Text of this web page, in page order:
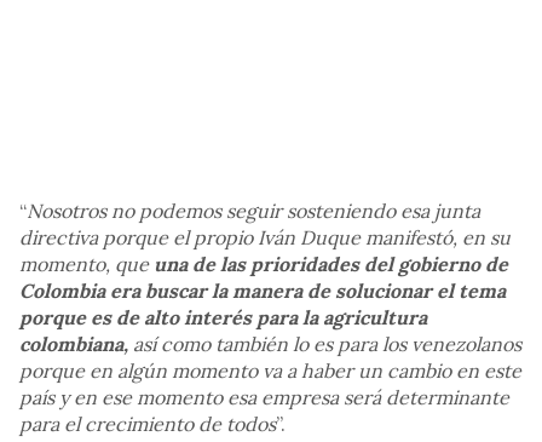
“Nosotros no podemos seguir sosteniendo esa junta
directiva porque el propio Iván Duque manifestó, en su
momento, que una de las prioridades del gobierno de
Colombia era buscar la manera de solucionar el tema
porque es de alto interés para la agricultura
colombiana, así como también lo es para los venezolanos
porque en algún momento va a haber un cambio en este
país y en ese momento esa empresa será determinante
para el crecimiento de todos”.